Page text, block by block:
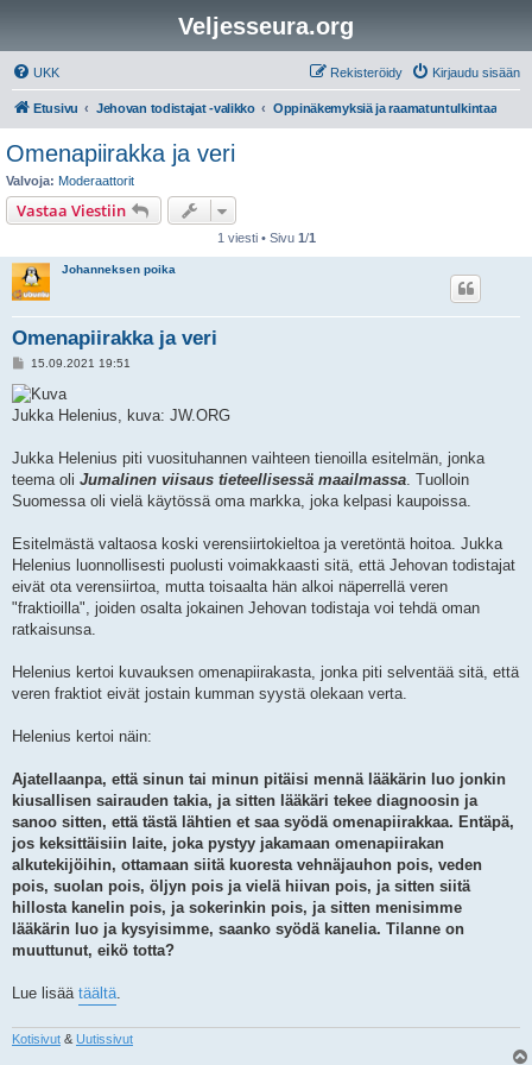
Veljesseura.org
UKK Kirjaudu sisään
Rekisteröidy
Etusivu Jehovan todistajat -valikko Oppinäkemyksiä ja raamatuntulkintaa
Omenapiirakka ja veri
Valvoja: Moderaattorit
Vastaa Viestiin
1 viesti • Sivu 1/1
Johanneksen poika
Omenapiirakka ja veri
V
e
s
t
15.09.2021 19:51
Jukka Helenius, kuva: JW.ORG
Jukka Helenius piti vuosituhannen vaihteen tienoilla esitelmän, jonka
teema oli Jumalinen viisaus tieteellisessä maailmassa. Tuolloin
Suomessa oli vielä käytössä oma markka, joka kelpasi kaupoissa.
Esitelmästä valtaosa koski verensiirtokieltoa ja veretöntä hoitoa. Jukka
Helenius luonnollisesti puolusti voimakkaasti sitä, että Jehovan todistajat
eivät ota verensiirtoa, mutta toisaalta hän alkoi näperrellä veren
"fraktioilla", joiden osalta jokainen Jehovan todistaja voi tehdä oman
ratkaisunsa.
Helenius kertoi kuvauksen omenapiirakasta, jonka piti selventää sitä, että
veren fraktiot eivät jostain kumman syystä olekaan verta.
Helenius kertoi näin:
Ajatellaanpa, että sinun tai minun pitäisi mennä lääkärin luo jonkin
kiusallisen sairauden takia, ja sitten lääkäri tekee diagnoosin ja
sanoo sitten, että tästä lähtien et saa syödä omenapiirakkaa. Entäpä,
jos keksittäisiin laite, joka pystyy jakamaan omenapiirakan
alkutekijöihin, ottamaan siitä kuoresta vehnäjauhon pois, veden
pois, suolan pois, öljyn pois ja vielä hiivan pois, ja sitten siitä
hillosta kanelin pois, ja sokerinkin pois, ja sitten menisimme
lääkärin luo ja kysyisimme, saanko syödä kanelia. Tilanne on
muuttunut, eikö totta?
Lue lisää täältä.
Kotisivut & Uutissivut